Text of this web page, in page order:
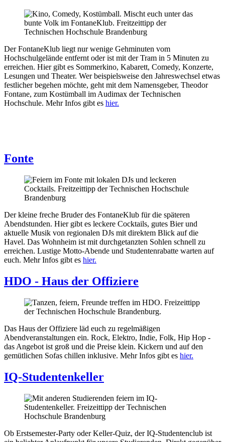
Der FontaneKlub liegt nur wenige Gehminuten vom
Hochschulgelände entfernt oder ist mit der Tram in 5 Minuten zu
erreichen. Hier gibt es Sommerkino, Kabarett, Comedy, Konzerte,
Lesungen und Theater. Wer beispielsweise den Jahreswechsel etwas
festlicher begehen möchte, geht mit dem Namensgeber, Theodor
Fontane, zum Kostümball im Audimax der Technischen
Hochschule. Mehr Infos gibt es hier.
Fonte
Der kleine freche Bruder des FontaneKlub für die späteren
Abendstunden. Hier gibt es leckere Cocktails, gutes Bier und
aktuelle Musik von regionalen DJs mit direktem Blick auf die
Havel. Das Wohnheim ist mit durchgetanzten Sohlen schnell zu
erreichen. Lustige Motto-Abende und Studentenrabatte warten auf
euch. Mehr Infos gibt es hier.
HDO - Haus der Offiziere
Das Haus der Offiziere läd euch zu regelmäßigen
Abendveranstaltungen ein. Rock, Elektro, Indie, Folk, Hip Hop -
das Angebot ist groß und die Preise klein. Kickern und auf den
gemütlichen Sofas chillen inklusive. Mehr Infos gibt es hier.
IQ-Studentenkeller
Ob Erstsemester-Party oder Keller-Quiz, der IQ-Studentenclub ist